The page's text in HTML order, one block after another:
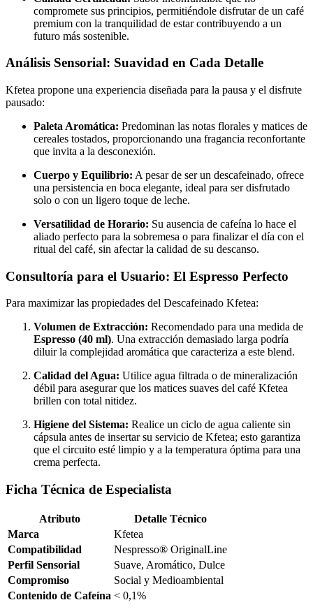
compromete sus principios, permitiéndole disfrutar de un café
premium con la tranquilidad de estar contribuyendo a un
futuro más sostenible.
Análisis Sensorial: Suavidad en Cada Detalle
Kfetea propone una experiencia diseñada para la pausa y el disfrute
pausado:
Paleta Aromática: Predominan las notas florales y matices de
cereales tostados, proporcionando una fragancia reconfortante
que invita a la desconexión.
Cuerpo y Equilibrio: A pesar de ser un descafeinado, ofrece
una persistencia en boca elegante, ideal para ser disfrutado
solo o con un ligero toque de leche.
Versatilidad de Horario: Su ausencia de cafeína lo hace el
aliado perfecto para la sobremesa o para finalizar el día con el
ritual del café, sin afectar la calidad de su descanso.
Consultoría para el Usuario: El Espresso Perfecto
Para maximizar las propiedades del Descafeinado Kfetea:
Volumen de Extracción: Recomendado para una medida de
Espresso (40 ml). Una extracción demasiado larga podría
diluir la complejidad aromática que caracteriza a este blend.
Calidad del Agua: Utilice agua filtrada o de mineralización
débil para asegurar que los matices suaves del café Kfetea
brillen con total nitidez.
Higiene del Sistema: Realice un ciclo de agua caliente sin
cápsula antes de insertar su servicio de Kfetea; esto garantiza
que el circuito esté limpio y a la temperatura óptima para una
crema perfecta.
Ficha Técnica de Especialista
Atributo
Detalle Técnico
Marca
Kfetea
Compatibilidad
Nespresso® OriginalLine
Perfil Sensorial
Suave, Aromático, Dulce
Compromiso
Social y Medioambiental
Contenido de Cafeína < 0,1%